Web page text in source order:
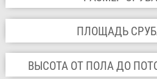
ПЛОЩАДЬ
ВЫСОТА ОТ ПОЛА ДО